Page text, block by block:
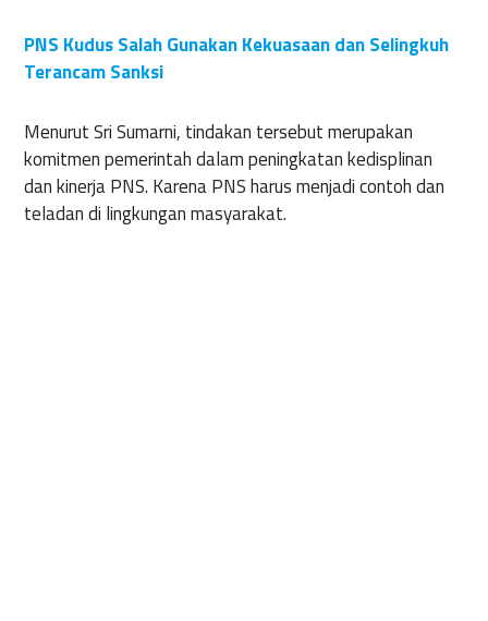
PNS Kudus Salah Gunakan Kekuasaan dan Selingkuh
Terancam Sanksi
Menurut Sri Sumarni, tindakan tersebut merupakan
komitmen pemerintah dalam peningkatan kedisplinan
dan kinerja PNS. Karena PNS harus menjadi contoh dan
teladan di lingkungan masyarakat.